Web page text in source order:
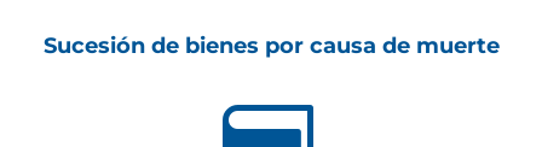
Sucesión de bienes por causa de muerte